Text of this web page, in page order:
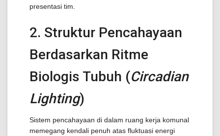
presentasi tim.
2. Struktur Pencahayaan
Berdasarkan Ritme
Biologis Tubuh (Circadian
Lighting)
Sistem pencahayaan di dalam ruang kerja komunal
memegang kendali penuh atas fluktuasi energi